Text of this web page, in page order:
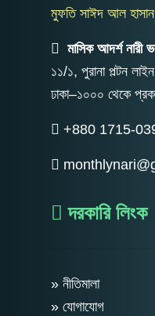
মুফতি সাঈদ আল হাসান
মাসিক আদর্শ নারী
১১/১, পুরানা পল্টন
ঢাকা–১০০০ থেকে
+880 1715-
দরকারি লিংক
» নীতিমালা
» যোগাযোগ